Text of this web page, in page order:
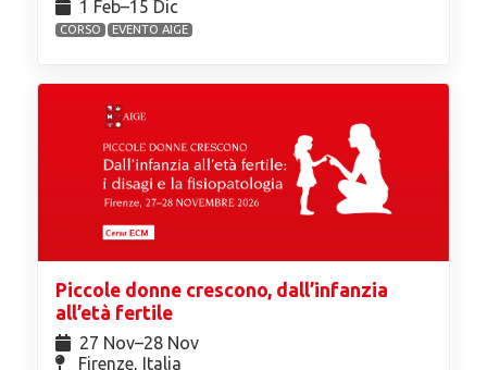
1 Feb⁠–15 Dic
CORSO EVENTO AIGE
Piccole donne crescono, dall’infanzia
all’età fertile
27 Nov⁠–28 Nov
Firenze, Italia